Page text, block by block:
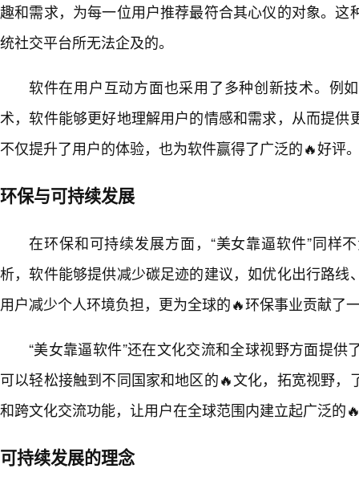
趣和需求，为每一位用户推荐最符合其心仪的对象。这
统社交平台所无法企及的。
软件在用户互动方面也采用了多种创新技术。例
术，软件能够更好地理解用户的情感和需求，从而提供
不仅提升了用户的体验，也为软件赢得了广泛的🔥好评
环保与可持续发展
在环保和可持续发展方面，“美女靠逼软件”同样
析，软件能够提供减少碳足迹的建议，如优化出行路线
用户减少个人环境负担，更为全球的🔥环保事业贡献了
“美女靠逼软件”还在文化交流和全球视野方面提供
可以轻松接触到不同国家和地区的🔥文化，拓宽视野，
和跨文化交流功能，让用户在全球范围内建立起广泛的
可持续发展的理念